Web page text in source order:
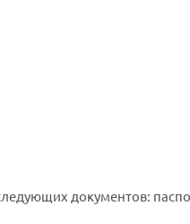
документов: